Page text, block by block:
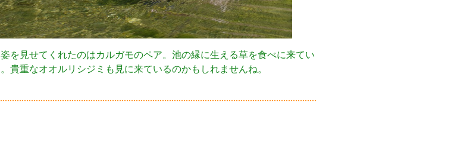
を見せてくれたのはカルガモのペア。池の縁に生える草を食べに来てい
貴重なオオルリシジミも見に来ているのかもしれませんね。